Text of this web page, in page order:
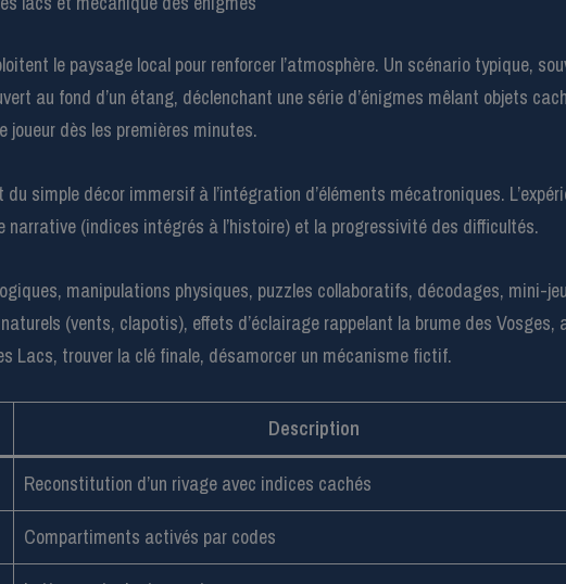
le paysage local pour renforcer l’atmosphère. Un scénario typique,
au fond d’un étang, déclenchant une série d’énigmes mêlant objets
joueur dès les premières minutes.
simple décor immersif à l’intégration d’éléments mécatroniques.
narrative (indices intégrés à l’histoire) et la progressivité des difficultés.
manipulations physiques, puzzles collaboratifs, décodages, mini-
(vents, clapotis), effets d’éclairage rappelant la brume des
Lacs, trouver la clé finale, désamorcer un mécanisme fictif.
Description
Reconstitution d’un rivage avec indices cachés
Compartiments activés par codes